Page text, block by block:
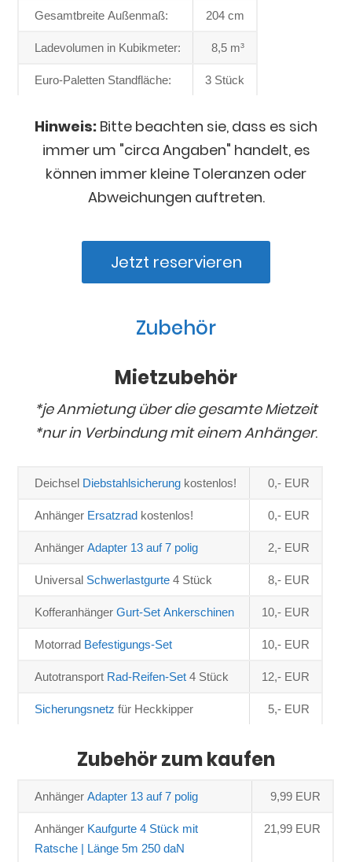
Gesamtbreite Außenmaß: 204 cm
Ladevolumen in Kubikmeter: 8,5 m³
Euro-Paletten Standfläche: 3 Stück
Hinweis: Bitte beachten sie, dass es sich
immer um "circa Angaben" handelt, es
können immer kleine Toleranzen oder
Abweichungen auftreten.
Jetzt reservieren
Zubehör
Mietzubehör
*je Anmietung über die gesamte Mietzeit
*nur in Verbindung mit einem Anhänger.
Deichsel Diebstahlsicherung kostenlos! 0,- EUR
Anhänger Ersatzrad kostenlos! 0,- EUR
Anhänger Adapter 13 auf 7 polig 2,- EUR
Universal Schwerlastgurte 4 Stück 8,- EUR
Kofferanhänger 10,- EUR
Motorrad Befestigungs-Set 10,- EUR
Autotransport Rad-Reifen-Set 4 Stück 12,- EUR
Sicherungsnetz für Heckkipper 5,- EUR
Zubehör zum kaufen
Anhänger Adapter 13 auf 7 polig 9,99 EUR
Anhänger Kaufgurte 4 Stück mit
Ratsche | Länge 5m 250 daN
21,99 EUR